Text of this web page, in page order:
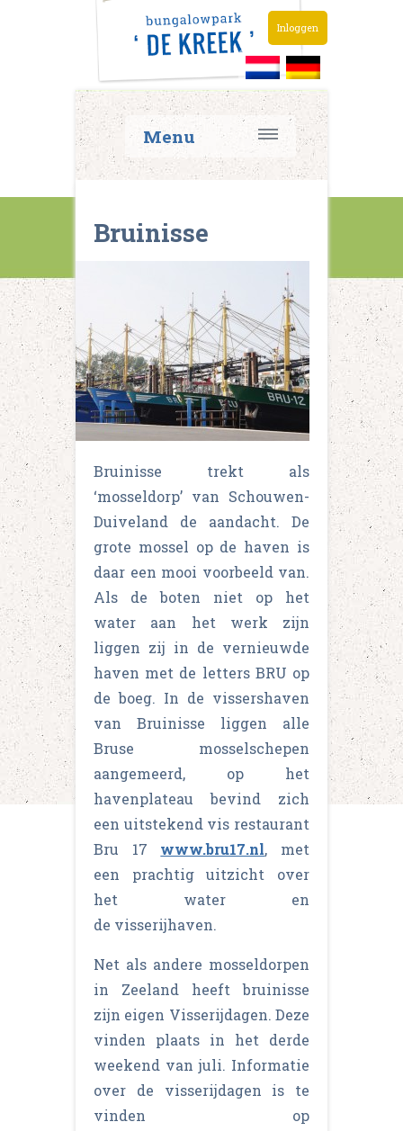
Inloggen
Menu
Bruinisse
Bruinisse trekt als
‘mosseldorp’ van Schouwen-
Duiveland de aandacht. De
grote mossel op de haven is
daar een mooi voorbeeld van.
Als de boten niet op het
water aan het werk zijn
liggen zij in de vernieuwde
haven met de letters BRU op
de boeg. In de vissershaven
van Bruinisse liggen alle
Bruse mosselschepen
aangemeerd, op het
havenplateau bevind zich
een uitstekend vis restaurant
Bru 17 www.bru17.nl, met
een prachtig uitzicht over
het water en
de visserijhaven.
Net als andere mosseldorpen
in Zeeland heeft bruinisse
zijn eigen Visserijdagen. Deze
vinden plaats in het derde
weekend van juli. Informatie
over de visserijdagen is te
vinden op